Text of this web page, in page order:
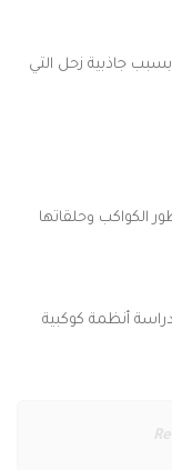
جاذبية زحل التي
الكواكب وحلقاتها
أنظمة كوكبية